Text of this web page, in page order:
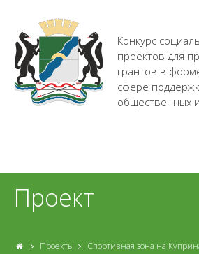
Конкурс
проектов для
грантов в
сфере
общественных
Проект
Проекты Спортивная зона на